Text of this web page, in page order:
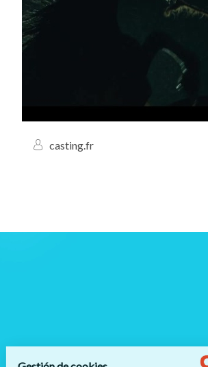
casting.fr